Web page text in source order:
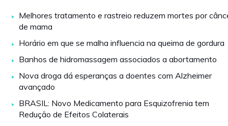
Melhores tratamento e rastreio reduzem mortes por
de mama
Horário em que se malha influencia na queima de gordura
Banhos de hidromassagem associados a abortamento
Nova droga dá esperanças a doentes com Alzheimer
avançado
BRASIL: Novo Medicamento para Esquizofrenia tem
Redução de Efeitos Colaterais